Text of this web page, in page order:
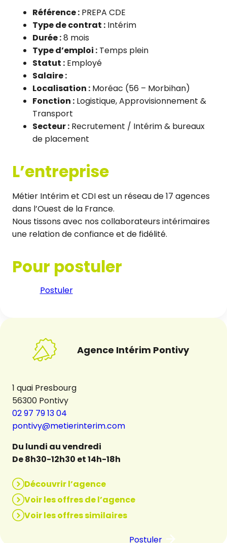
Référence : PREPA CDE
Type de contrat : Intérim
Durée :8 mois
Type d’emploi : Temps plein
Statut : Employé
Salaire :
Localisation : Moréac (56 – Morbihan)
Fonction : Logistique, Approvisionnement &
Transport
Secteur : Recrutement / Intérim & bureaux
de placement
L’entreprise
Métier Intérim et CDI est un réseau de 17 agences
dans l’Ouest de la France.
Nous tissons avec nos collaborateurs intérimaires
une relation de confiance et de fidélité.
Pour postuler
Postuler
Agence Intérim Pontivy
1 quai Presbourg
56300 Pontivy
02 97 79 13 04
pontivy@metierinterim.com
Du lundi au vendredi
De 8h30-12h30 et 14h-18h
Découvrir l’agence
Voir les offres de l’agence
Voir les offres similaires
Postuler